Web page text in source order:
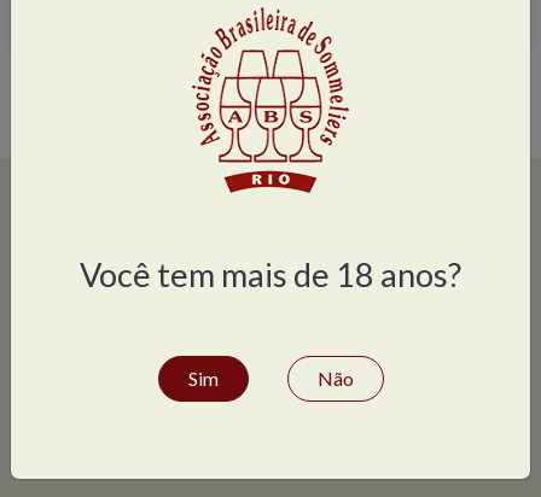
Você tem mais de 18 anos?
Sim Não